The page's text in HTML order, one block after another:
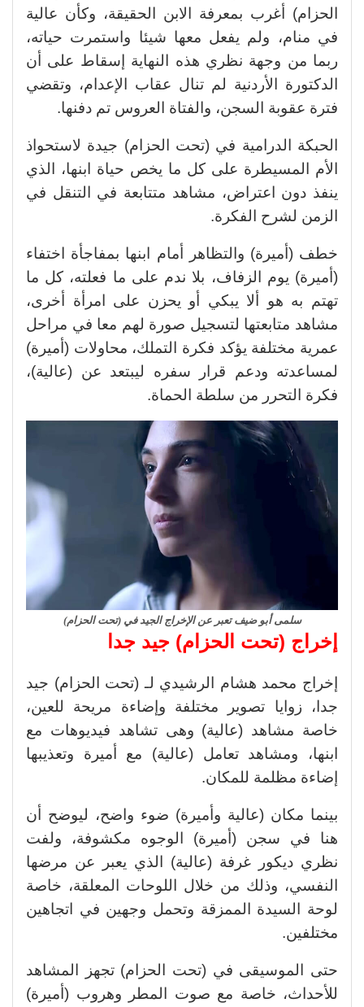
الحزام) أغرب بمعرفة الابن الحقيقة، وكأن عالية
في منام، ولم يفعل معها شيئا واستمرت حياته،
ربما من وجهة نظري هذه النهاية إسقاط على أن
الدكتورة الأردنية لم تنال عقاب الإعدام، وتقضي
فترة عقوبة السجن، والفتاة العروس تم دفنها.
الحبكة الدرامية في (تحت الحزام) جيدة لاستحواذ
الأم المسيطرة على كل ما يخص حياة ابنها، الذي
ينفذ دون اعتراض، مشاهد متتابعة في التنقل في
الزمن لشرح الفكرة.
خطف (أميرة) والتظاهر أمام ابنها بمفاجأة اختفاء
(أميرة) يوم الزفاف، بلا ندم على ما فعلته، كل ما
تهتم به هو ألا يبكي أو يحزن على امرأة أخرى،
مشاهد متابعتها لتسجيل صورة لهم معا في مراحل
عمرية مختلفة يؤكد فكرة التملك، محاولات (أميرة)
لمساعدته ودعم قرار سفره ليبتعد عن (عالية)،
فكرة التحرر من سلطة الحماة.
سلمى أبو ضيف تعبر عن الإخراج الجيد في (تحت الحزام)
إخراج (تحت الحزام) جيد جدا
إخراج محمد هشام الرشيدي لـ (تحت الحزام) جيد
جدا، زوايا تصوير مختلفة وإضاءة مريحة للعين،
خاصة مشاهد (عالية) وهى تشاهد فيديوهات مع
ابنها، ومشاهد تعامل (عالية) مع أميرة وتعذيبها
إضاءة مظلمة للمكان.
بينما مكان (عالية وأميرة) ضوء واضح، ليوضح أن
هنا في سجن (أميرة) الوجوه مكشوفة، ولفت
نظري ديكور غرفة (عالية) الذي يعبر عن مرضها
النفسي، وذلك من خلال اللوحات المعلقة، خاصة
لوحة السيدة الممزقة وتحمل وجهين في اتجاهين
مختلفين.
حتى الموسيقى في (تحت الحزام) تجهز المشاهد
للأحداث، خاصة مع صوت المطر وهروب (أميرة)